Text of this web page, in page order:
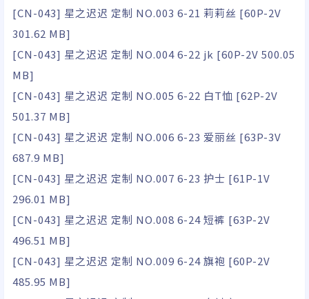
[CN-043] 星之迟迟 定制 NO.003 6-21 莉莉丝 [60P-2V
301.62 MB]
[CN-043] 星之迟迟 定制 NO.004 6-22 jk [60P-2V 500.05
MB]
[CN-043] 星之迟迟 定制 NO.005 6-22 白T恤 [62P-2V
501.37 MB]
[CN-043] 星之迟迟 定制 NO.006 6-23 爱丽丝 [63P-3V
687.9 MB]
[CN-043] 星之迟迟 定制 NO.007 6-23 护士 [61P-1V
296.01 MB]
[CN-043] 星之迟迟 定制 NO.008 6-24 短裤 [63P-2V
496.51 MB]
[CN-043] 星之迟迟 定制 NO.009 6-24 旗袍 [60P-2V
485.95 MB]